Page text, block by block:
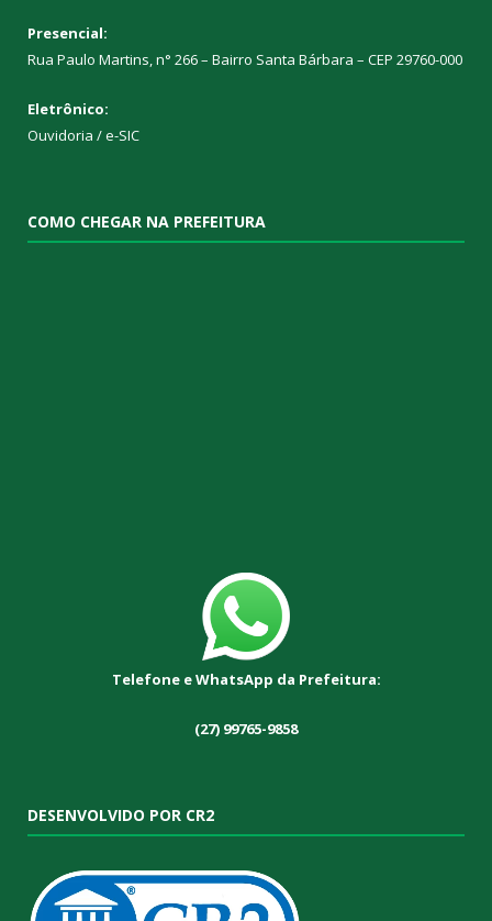
Presencial:
Rua Paulo Martins, n° 266 – Bairro Santa Bárbara – CEP 29760-000
Eletrônico:
Ouvidoria /e-SIC
COMO CHEGAR NA PREFEITURA
Telefone e WhatsApp da Prefeitura:
(27) 99765-9858
DESENVOLVIDO POR CR2